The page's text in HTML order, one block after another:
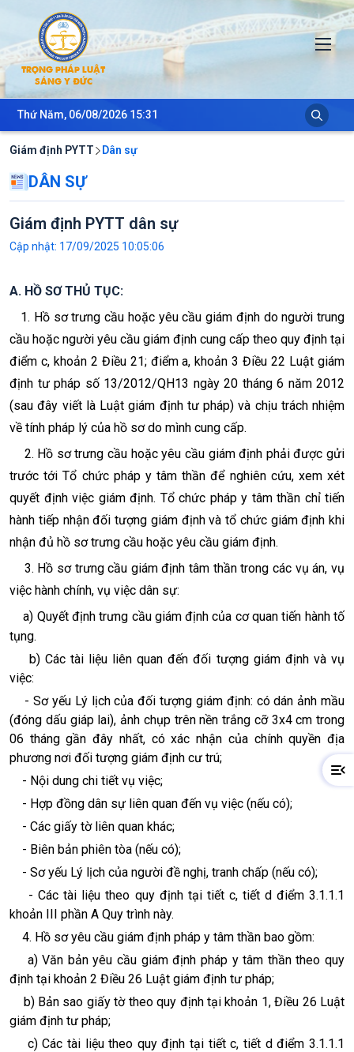
TRỌNG PHÁP LUẬT
SÁNG Y ĐỨC
Thứ Năm, 06/08/2026 15:31
Giám định PYTT Dân sự
DÂN SỰ
Giám định PYTT dân sự
Cập nhật: 17/09/2025 10:05:06
A. HỒ SƠ THỦ TỤC:
1. Hồ sơ trưng cầu hoặc yêu cầu giám định do người trung
cầu hoặc người yêu cầu giám định cung cấp theo quy định tại
điểm c, khoản 2 Điều 21; điểm a, khoản 3 Điều 22 Luật giám
định tư pháp số 13/2012/QH13 ngày 20 tháng 6 năm 2012
(sau đây viết là Luật giám định tư pháp) và chịu trách nhiệm
về tính pháp lý của hồ sơ do mình cung cấp.
2. Hồ sơ trưng cầu hoặc yêu cầu giám định phải được gửi
trước tới Tổ chức pháp y tâm thần để nghiên cứu, xem xét
quyết định việc giám định. Tổ chức pháp y tâm thần chỉ tiến
hành tiếp nhận đối tượng giám định và tổ chức giám định khi
nhận đủ hồ sơ trưng cầu hoặc yêu cầu giám định.
3. Hồ sơ trưng cầu giám định tâm thần trong các vụ án, vụ
việc hành chính, vụ việc dân sự:
a) Quyết định trưng cầu giám định của cơ quan tiến hành tố
tụng.
b) Các tài liệu liên quan đến đối tượng giám định và vụ
việc:
-Sơ yếu Lý lịch của đối tượng giám định: có dán ảnh mầu
(đóng dấu giáp lai), ảnh chụp trên nền trắng cỡ 3x4 cm trong
06 tháng gần đây nhất, có xác nhận của chính quyền địa
phương nơi đối tượng giám định cư trú;
- Nội dung chi tiết vụ việc;
- Hợp đồng dân sự liên quan đến vụ việc (nếu có);
- Các giấy tờ liên quan khác;
- Biên bản phiên tòa (nếu có);
- Sơ yếu Lý lịch của người đề nghị, tranh chấp (nếu có);
-Các tài liệu theo quy định tại tiết c, tiết d điểm 3.1.1.1
khoản III phần A Quy trình này.
4. Hồ sơ yêu cầu giám định pháp y tâm thần bao gồm:
a)Văn bản yêu cầu giám định pháp y tâm thần theo quy
định tại khoản 2 Điều 26 Luật giám định tư pháp;
b) Bản sao giấy tờ theo quy định tại khoản 1, Điều 26 Luật
giám định tư pháp;
c)Các tài liệu theo quy định tại tiết c, tiết d điểm 3.1.1.1